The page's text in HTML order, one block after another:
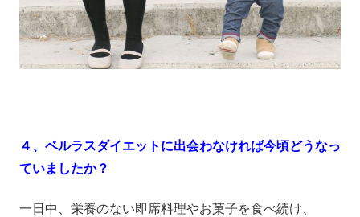
４、ベルラスダイエットに出会わなければ今頃どうなっ
ていましたか？
一日中、栄養のない即席料理やお菓子を食べ続け、